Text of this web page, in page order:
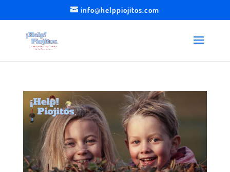
info@helppiojitos.com